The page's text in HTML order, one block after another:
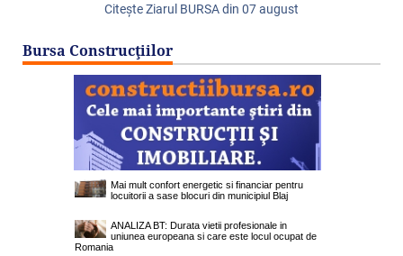
Citeşte Ziarul BURSA din 07 august
Bursa Construcţiilor